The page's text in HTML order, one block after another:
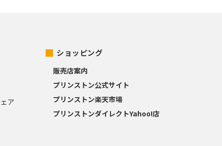
ア
ショッピング
販売店案内
プリンストン公式サイト
プリンストン楽天市場
プリンストンダイレクトYahoo!店